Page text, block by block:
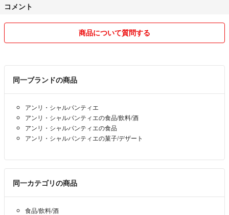
発送は愛知と実家の京都のどちらから発送させていただきます。
すり替え防止のため、返品返金はお断りしております。
宜しくお願い致します。
コメント
商品について質問する
同一ブランドの商品
アンリ・シャルパンティエ
アンリ・シャルパンティエの食品/飲料/酒
アンリ・シャルパンティエの食品
アンリ・シャルパンティエの菓子/デザート
同一カテゴリの商品
食品/飲料/酒